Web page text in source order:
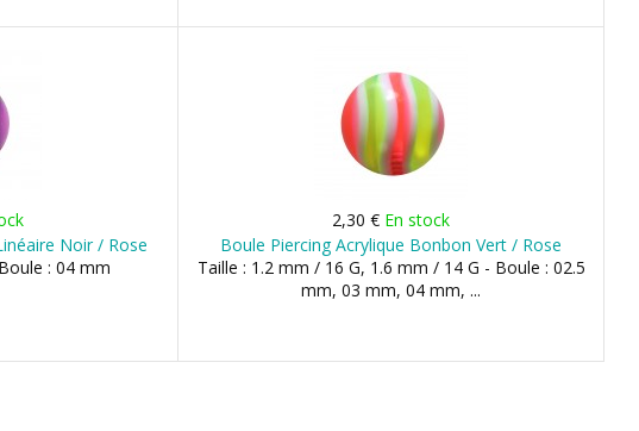
Noir / Rose
: 04 mm
2,30 € En stock
Boule Piercing Acrylique Bonbon Vert / Rose
Taille : 1.2 mm / 16 G, 1.6 mm / 14 G - Boule : 02.5
mm, 03 mm, 04 mm, ...